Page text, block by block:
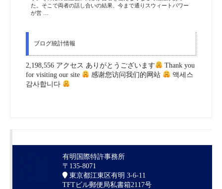
た。そこで両者の話し合いの結果、今まで通りスウィートパワー
が営 …
ブログ統計情報
2,198,556 アクセス ありがとうございます
Thank you
for visiting our site
感谢您访问我们的网站
액세스
감사합니다
有明国際特許事務所
〒135-8071
東京都江東区有明 3-6-11
TFTビル郵便局私書箱2117号